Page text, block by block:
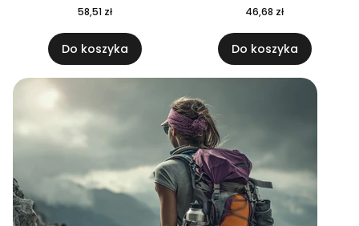
58,51 zł
Do koszyka
46,68 zł
Do koszyka